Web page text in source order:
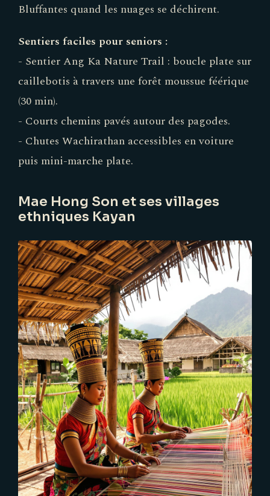
Bluffantes quand les nuages se déchirent.
Sentiers faciles pour seniors :
- Sentier Ang Ka Nature Trail : boucle plate sur
caillebotis à travers une forêt moussue féérique
(30 min).
- Courts chemins pavés autour des pagodes.
- Chutes Wachirathan accessibles en voiture
puis mini-marche plate.
Mae Hong Son et ses villages
ethniques Kayan